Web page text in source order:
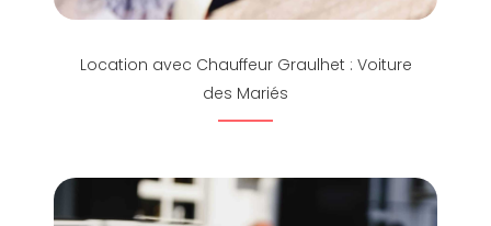
Location avec Chauffeur Graulhet : Voiture
des Mariés